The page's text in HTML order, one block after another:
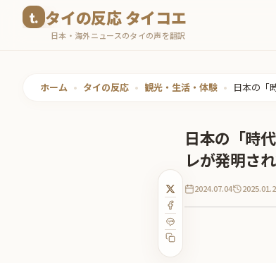
タイの反応 タイコエ
日本・海外ニュースのタイの声を翻訳
ホーム • タイの反応 • 観光・生活・体験 • 日本の「
日本の「時
レが発明さ
2024.07.04